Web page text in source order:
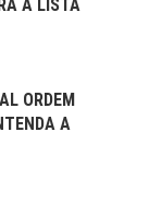
A LISTA
ORDEM
A